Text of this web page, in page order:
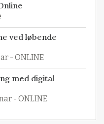
ved løbende
- ONLINE
med digital
- ONLINE